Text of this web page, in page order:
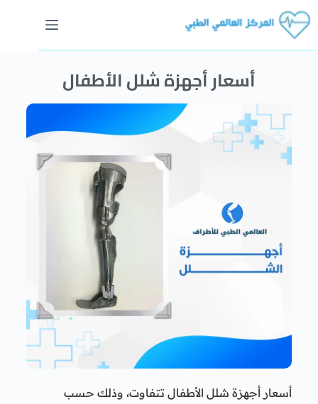
أسعار أجهزة شلل الأطفال
أسعار أجهزة شلل الأطفال تتفاوت، وذلك حسب